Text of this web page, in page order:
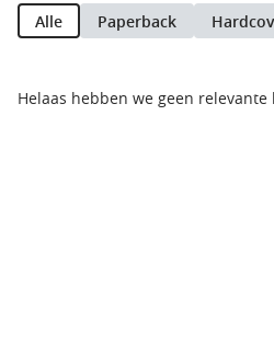
Alle Paperback
Helaas hebben we geen